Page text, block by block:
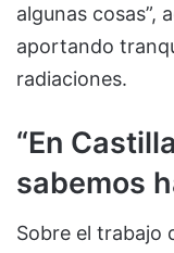
algunas cosas”,
aportando
radiaciones.
“En
sabemos
Sobre el trabajo